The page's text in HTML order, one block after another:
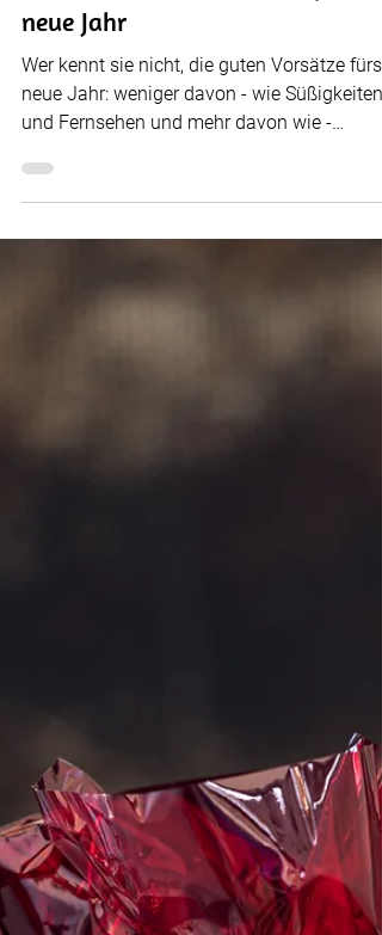
Vorsätze nach der Völlerei für das
neue Jahr
Wer kennt sie nicht, die guten Vorsätze fürs
und Fernsehen und mehr davon wie -
gesundes...